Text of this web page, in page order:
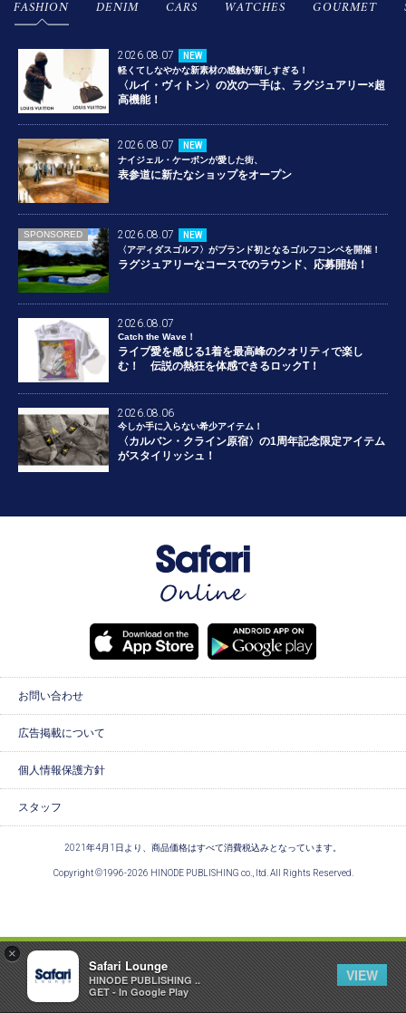
×
Safari Lounge
HINODE PUBLISHING ..
GET - In Google Play
VIEW
FASHION DENIM CARS WATCHES GOURMET
2026.08.07
NEW
軽くてしなやかな新素材の感触が新しすぎる！
〈ルイ・ヴィトン〉の次の一手は、ラグジュアリー×超
高機能！
2026.08.07
NEW
ナイジェル・ケーボンが愛した街、
表参道に新たなショップをオープン
SPONSORED 2026.08.07
NEW
〈アディダスゴルフ〉がブランド初となるゴルフコンペを開催！
ラグジュアリーなコースでのラウンド、応募開始！
2026.08.07
Catch the Wave！
ライブ愛を感じる1着を最高峰のクオリティで楽し
む！ 伝説の熱狂を体感できるロックT！
2026.08.06
今しか手に入らない希少アイテム！
〈カルバン・クライン原宿〉の1周年記念限定アイテム
がスタイリッシュ！
お問い合わせ
広告掲載について
個人情報保護方針
スタッフ
2021年4月1日より、商品価格はすべて消費税込みとなっています。
Copyright ©1996-2026 HINODE PUBLISHING co., ltd. All Rights Reserved.